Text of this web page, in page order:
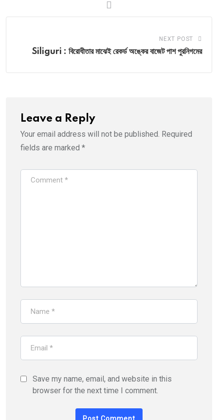
NEXT POST
Siliguri : বিরোধীতার মাঝেই রেকর্ড অঙ্কের বাজেট পাশ পুরনিগমের
Leave a Reply
Your email address will not be published. Required
fields are marked *
Save my name, email, and website in this
browser for the next time I comment.